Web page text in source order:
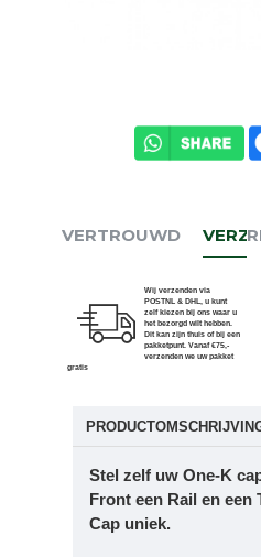
VERTROUWD
Wij verzenden via
POSTNL & DHL, u kunt
zelf kiezen bij ons waar u
het bezorgd wilt hebben.
Dit kan zijn thuis of bij een
pakketpunt. Vanaf €75,-
verzenden we uw pakket
gratis
Stel zelf uw One-K
Front een Rail en een
Cap uniek.